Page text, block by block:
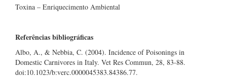
Toxina – Enriquecimento Ambiental
Referências bibliográficas
Albo, A., & Nebbia, C. (2004). Incidence of Poisonings in
Domestic Carnivores in Italy. Vet Res Commun, 28, 83-88.
doi:10.1023/b:verc.0000045383.84386.77.